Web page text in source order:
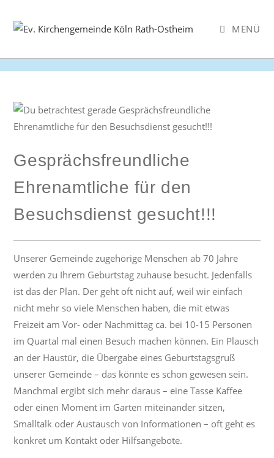
Inhalt
MENÜ
Gesprächsfreundliche
Ehrenamtliche für den
Besuchsdienst gesucht!!!
Unserer Gemeinde zugehörige Menschen ab 70 Jahre
werden zu Ihrem Geburtstag zuhause besucht. Jedenfalls
ist das der Plan. Der geht oft nicht auf, weil wir einfach
nicht mehr so viele Menschen haben, die mit etwas
Freizeit am Vor- oder Nachmittag ca. bei 10-15 Personen
im Quartal mal einen Besuch machen können. Ein Plausch
an der Haustür, die Übergabe eines Geburtstagsgruß
unserer Gemeinde – das könnte es schon gewesen sein.
Manchmal ergibt sich mehr daraus – eine Tasse Kaffee
oder einen Moment im Garten miteinander sitzen,
Smalltalk oder Austausch von Informationen – oft geht es
konkret um Kontakt oder Hilfsangebote.